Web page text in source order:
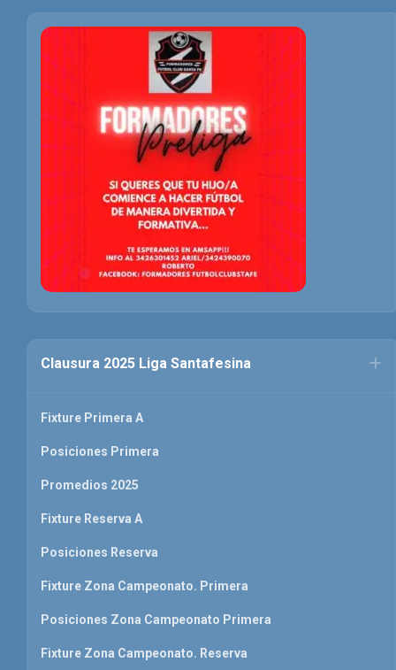
Clausura 2025 Liga Santafesina
Fixture Primera A
Posiciones Primera
Promedios 2025
Fixture Reserva A
Posiciones Reserva
Fixture Zona Campeonato. Primera
Posiciones Zona Campeonato Primera
Fixture Zona Campeonato. Reserva